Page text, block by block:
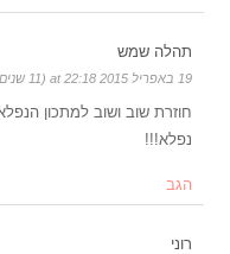
תהלה שמש
19 באפריל 2015 at 22:18 (11 שנים ago)
חוזרת שוב ושוב למתכון
נפלא!!!
הגב
רוני